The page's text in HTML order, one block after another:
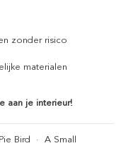
zonder risico
materialen
aan je interieur!
Pie Bird · A Small